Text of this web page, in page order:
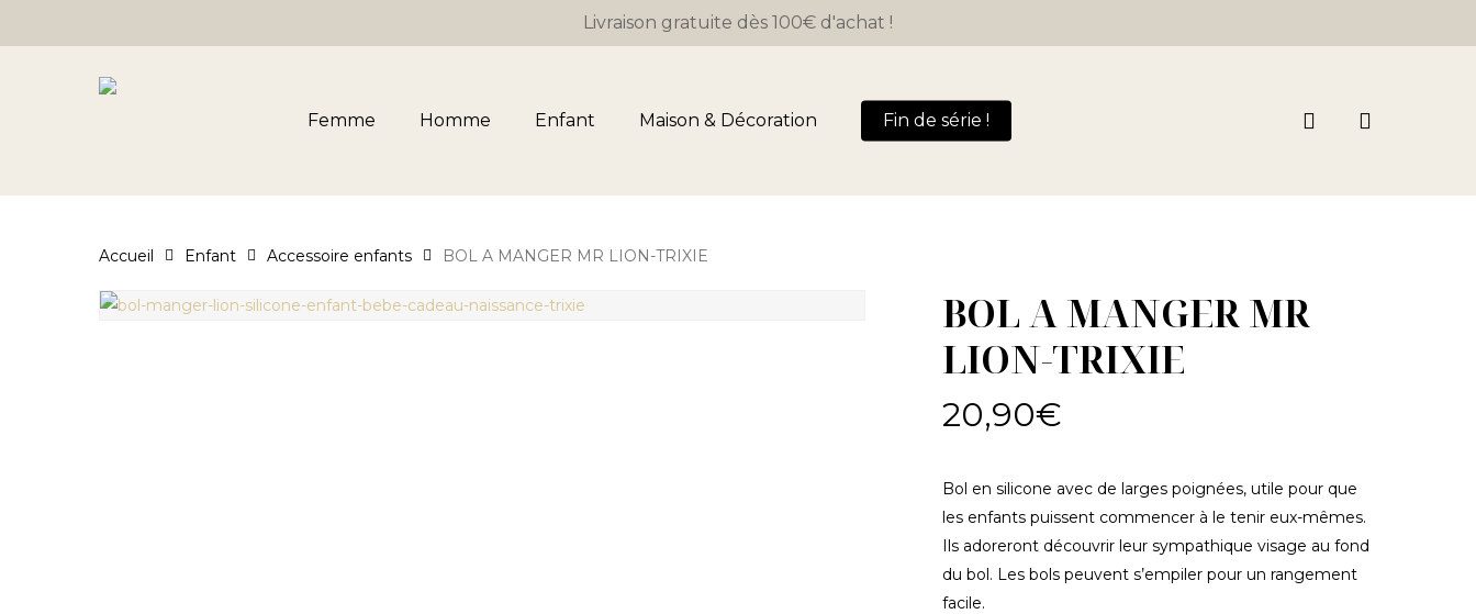
to
Livraison gratuite dès 100€ d'achat !
Femme Homme Enfant Maison & Décoration Fin de série ! search
Panier Close
Accueil Enfant Accessoire enfants BOL A MANGER MR LION-TRIXIE
BOL A MANGER MR
LION-TRIXIE
20,90€
Bol en silicone avec de larges poignées, utile pour que
les enfants puissent commencer à le tenir eux-mêmes.
Ils adoreront découvrir leur sympathique visage au fond
du bol. Les bols peuvent s’empiler pour un rangement
facile.